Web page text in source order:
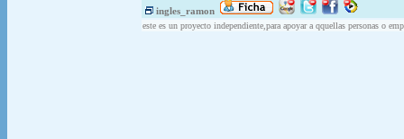
ingles_ramon
este es un proyecto independiente,para apoyar a qquellas personas o